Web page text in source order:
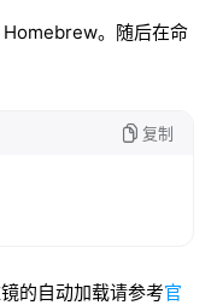
。随后在命
复制
的自动加载请参考官